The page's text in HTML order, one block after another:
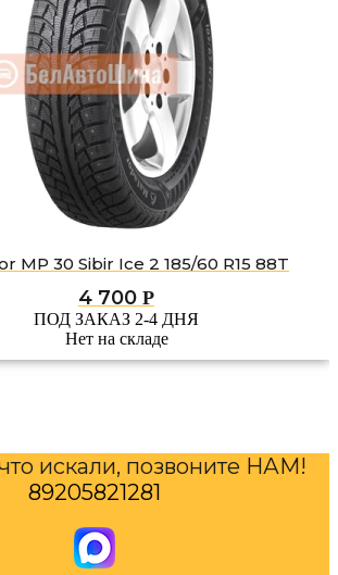
MP 30 Sibir Ice 2 185/60 R15 88T
4 700 Р
ПОД ЗАКАЗ 2-4 ДНЯ
Нет на складе
искали, позвоните НАМ!
89205821281